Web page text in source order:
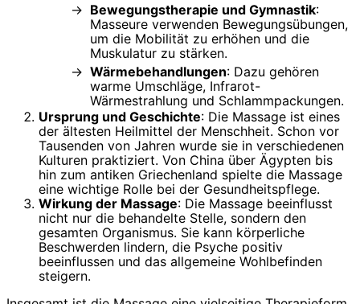
Bewegungstherapie und Gymnastik:
Masseure verwenden Bewegungsübungen,
um die Mobilität zu erhöhen und die
Muskulatur zu stärken.
Wärmebehandlungen: Dazu gehören
warme Umschläge, Infrarot-
Wärmestrahlung und Schlammpackungen.
Ursprung und Geschichte: Die Massage ist eines
der ältesten Heilmittel der Menschheit. Schon vor
Tausenden von Jahren wurde sie in verschiedenen
Kulturen praktiziert. Von China über Ägypten bis
hin zum antiken Griechenland spielte die Massage
eine wichtige Rolle bei der Gesundheitspflege.
Wirkung der Massage: Die Massage beeinflusst
nicht nur die behandelte Stelle, sondern den
gesamten Organismus. Sie kann körperliche
Beschwerden lindern, die Psyche positiv
beeinflussen und das allgemeine Wohlbefinden
steigern.